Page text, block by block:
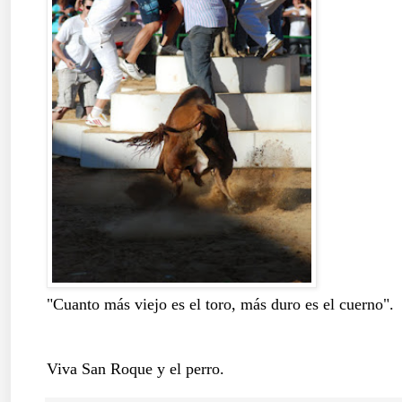
"Cuanto más viejo es el toro, más duro es el cuerno".
Viva San Roque y el perro.